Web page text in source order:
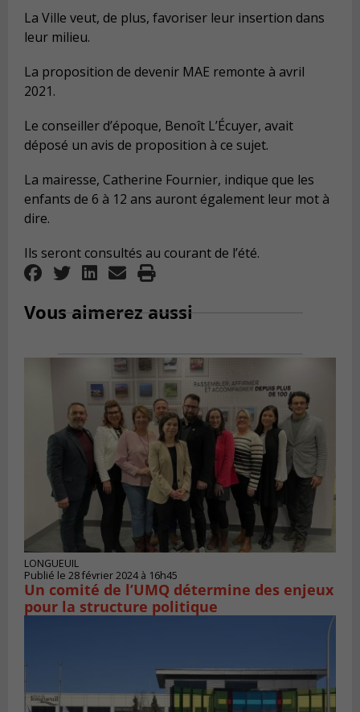
La Ville veut, de plus, favoriser leur insertion dans
leur milieu.
La proposition de devenir MAE remonte à avril
2021.
Le conseiller d’époque, Benoît L’Écuyer, avait
déposé un avis de proposition à ce sujet.
La mairesse, Catherine Fournier, indique que les
enfants de 6 à 12 ans auront également leur mot à
dire.
Ils seront consultés au courant de l’été.
Vous aimerez aussi
LONGUEUIL
Publié le 28 février 2024 à 16h45
Un comité de l’UMQ détermine des enjeux
pour la structure politique